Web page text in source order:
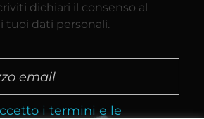
dichiari il consenso al
dati personali.
i termini e le